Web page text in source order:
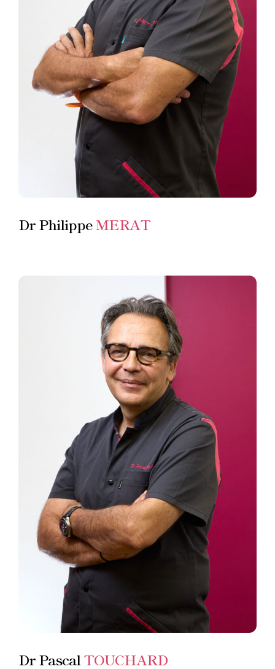
Dr PhilippeMERAT
Dr Pascal TOUCHARD